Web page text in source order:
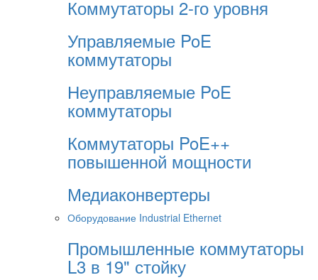
Коммутаторы 2-го уровня
Управляемые PoE
коммутаторы
Неуправляемые PoE
коммутаторы
Коммутаторы PoE++
повышенной мощности
Медиаконвертеры
Оборудование Industrial Ethernet
Промышленные коммутаторы
L3 в 19" стойку